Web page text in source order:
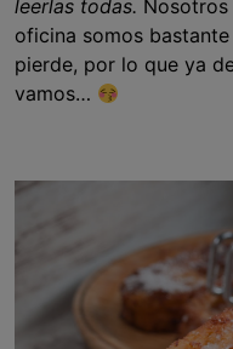
leerlas todas. Nosotros
oficina somos
pierde, por lo que ya
vamos…